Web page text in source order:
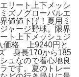
リート上下メッシ
ズノグローバルエ
値値下げ！夏用ミ
ャージ野球。限界
ト上下メッシュジ
価格 上9240円と
身長170から185
ュなので着心地良
です。夏のトレー